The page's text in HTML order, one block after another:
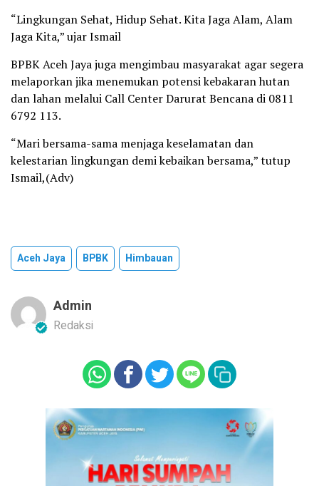
“Lingkungan Sehat, Hidup Sehat. Kita Jaga Alam, Alam
Jaga Kita,” ujar Ismail
BPBK Aceh Jaya juga mengimbau masyarakat agar segera
melaporkan jika menemukan potensi kebakaran hutan
dan lahan melalui Call Center Darurat Bencana di 0811
6792 113.
“Mari bersama-sama menjaga keselamatan dan
kelestarian lingkungan demi kebaikan bersama,” tutup
Ismail,(Adv)
Aceh Jaya BPBK Himbauan
Admin
Redaksi